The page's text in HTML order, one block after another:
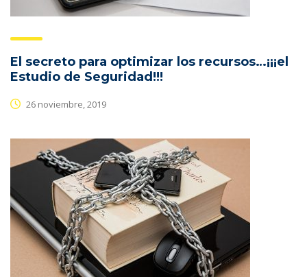
El secreto para optimizar los recursos…¡¡¡el
Estudio de Seguridad!!!
26 noviembre, 2019